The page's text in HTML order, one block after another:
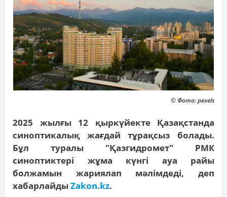
© Фото: pexels
2025 жылғы 12 қыркүйекте Қазақстанда
синоптикалық жағдай тұрақсыз болады.
Бұл туралы "Қазгидромет" РМК
синоптиктері жұма күнгі ауа райы
болжамын жариялап мәлімдеді, деп
хабарлайдыZakon.kz.